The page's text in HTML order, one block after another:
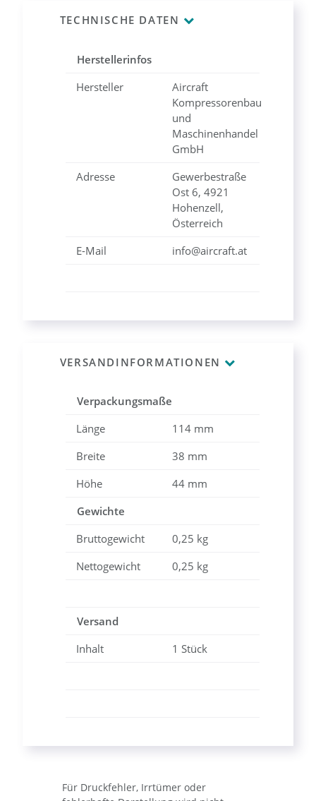
TECHNISCHE DATEN
Herstellerinfos
Hersteller
Aircraft
Kompressorenbau
und
Maschinenhandel
GmbH
Adresse
Gewerbestraße
Ost 6, 4921
Hohenzell,
Österreich
E-Mail
info@aircraft.at
VERSANDINFORMATIONEN
Verpackungsmaße
Länge
114 mm
Breite
38 mm
Höhe
44 mm
Gewichte
Bruttogewicht
0,25 kg
Nettogewicht
0,25 kg
Versand
Inhalt
1 Stück
Für Druckfehler, Irrtümer oder